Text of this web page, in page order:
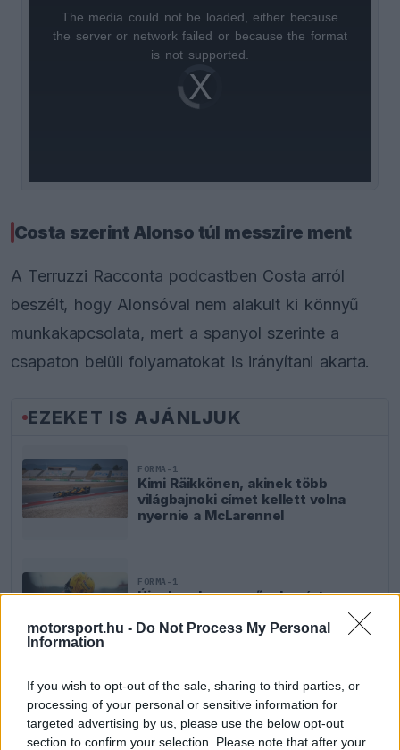
motorsport.hu - Do Not Process My Personal
Information
If you wish to opt-out of the sale, sharing to third parties, or
processing of your personal or sensitive information for
targeted advertising by us, please use the below opt-out
section to confirm your selection. Please note that after your
Video
Player
is
loading.
The media could not be loaded, either because
the server or network failed or because the format
is not supported.
Costa szerint Alonso túl messzire ment
A Terruzzi Racconta podcastben Costa arról
beszélt, hogy Alonsóval nem alakult ki könnyű
munkakapcsolata, mert a spanyol szerinte a
csapaton belüli folyamatokat is irányítani akarta.
EZEKET IS AJÁNLJUK
FORMA-1
Kimi Räikkönen, akinek több
világbajnoki címet kellett volna
nyernie a McLarennel
FORMA-1
Újra harcban a győzelemért – ez
feltámadását
FORMA-1
Óriási fordulat Lewis Hamilton
jövőjével kapcsolatban